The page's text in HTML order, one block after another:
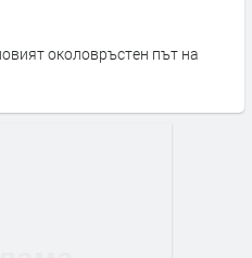
околовръстен път на